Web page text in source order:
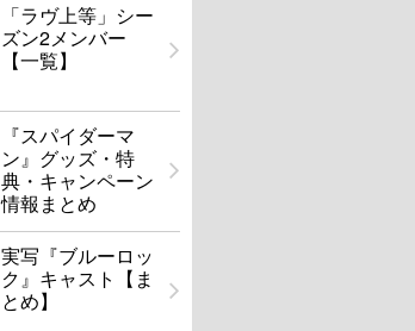
「ラヴ上等」シー
ズン2メンバー
【一覧】
『スパイダーマ
ン』グッズ・特
典・キャンペーン
情報まとめ
実写『ブルーロッ
ク』キャスト【ま
とめ】